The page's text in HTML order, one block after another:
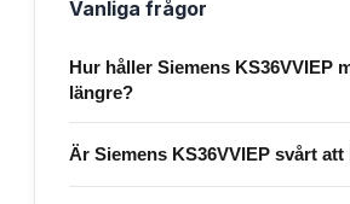
Vanliga frågor
Hur håller Siemens KS36VVIEP
längre?
Är Siemens KS36VVIEP svårt